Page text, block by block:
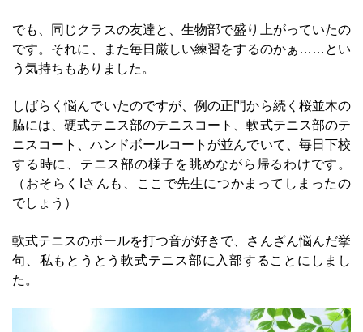
でも、同じクラスの友達と、生物部で盛り上がっていたの
です。それに、また毎日厳しい練習をするのかぁ……とい
う気持ちもありました。
しばらく悩んでいたのですが、例の正門から続く桜並木の
脇には、硬式テニス部のテニスコート、軟式テニス部のテ
ニスコート、ハンドボールコートが並んでいて、毎日下校
する時に、テニス部の様子を眺めながら帰るわけです。
（おそらくIさんも、ここで先生につかまってしまったの
でしょう）
軟式テニスのボールを打つ音が好きで、さんざん悩んだ挙
句、私もとうとう軟式テニス部に入部することにしまし
た。